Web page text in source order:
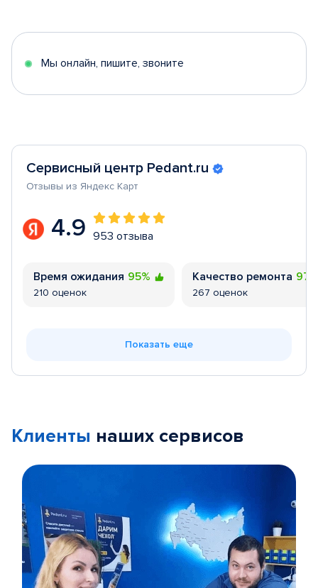
5
Мы онлайн, пишите, звоните
Сервисный центр Pedant.ru
Отзывы из Яндекс Карт
4.9 953 отзыва
Время ожидания 95%
210 оценок
Качество ремонта
267 оценок
Показать еще
Клиенты наших сервисов